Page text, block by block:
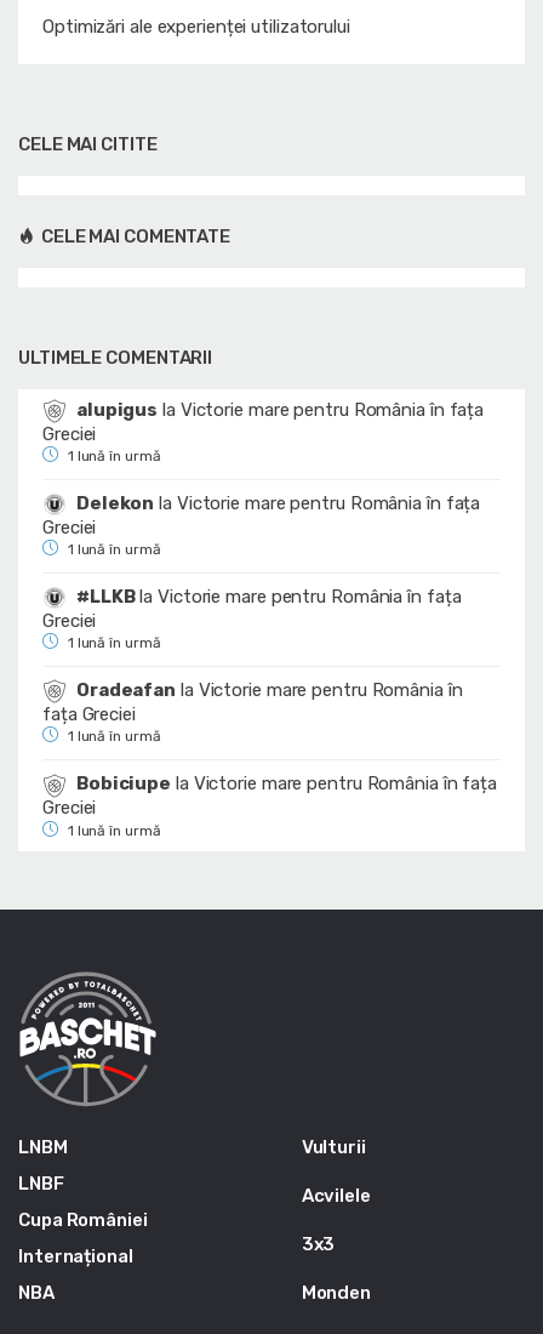
Optimizări ale experienței utilizatorului
CELE MAI CITITE
CELE MAI COMENTATE
ULTIMELE COMENTARII
alupigus la Victorie mare pentru România în fața
Greciei
1 lună în urmă
Delekon la Victorie mare pentru România în fața
Greciei
1 lună în urmă
#LLKBlaVictorie mare pentru România în fața
Greciei
1 lună în urmă
Oradeafan la Victorie mare pentru România în
fața Greciei
1 lună în urmă
Bobiciupe la Victorie mare pentru România în fața
Greciei
1 lună în urmă
LNBM
LNBF
Cupa României
Internațional
NBA
Vulturii
Acvilele
3x3
Monden